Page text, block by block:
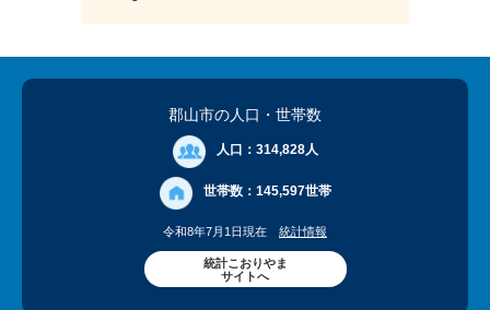
郡山市の人口 ・世帯数
人口： 314,828人
世帯数： 145,597世帯
令和8年7月1日現在 統計情報
統計こおりやま
サイトへ